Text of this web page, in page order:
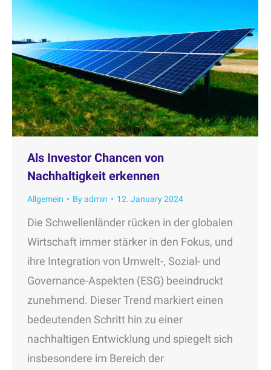
Als Investor Chancen von
Nachhaltigkeit erkennen
Allgemein Byadmin 12. January 2024
Die Schwellenländer rücken in der globalen
Wirtschaft immer stärker in den Fokus, und
ihre Integration von Umwelt-, Sozial- und
Governance-Aspekten (ESG) beeindruckt
zunehmend. Dieser Trend markiert einen
bedeutenden Schritt hin zu einer
nachhaltigen Entwicklung und spiegelt sich
insbesondere im Bereich der